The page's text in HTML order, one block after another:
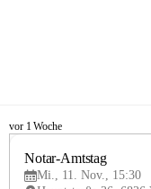
V
vor 1 Woche
Notar-Amtstag
Mi., 11. Nov., 15:30